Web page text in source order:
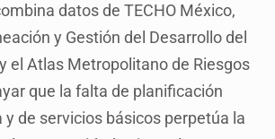
datos de TECHO México,
y Gestión del Desarrollo del
el Atlas Metropolitano de Riesgos
que la falta de planificación
y de servicios básicos perpetúa la